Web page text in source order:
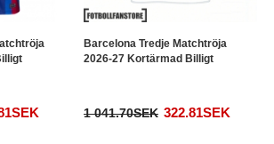
Barcelona Tredje Matchtröja
2026-27 Kortärmad Billigt
1 041.70SEK 322.81SEK